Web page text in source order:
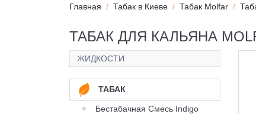
Главная Табак в Киеве Табак Molfar
ТАБАК ДЛЯ КАЛЬЯНА
ЖИДКОСТИ
ТАБАК
Бестабачная Смесь Indigo